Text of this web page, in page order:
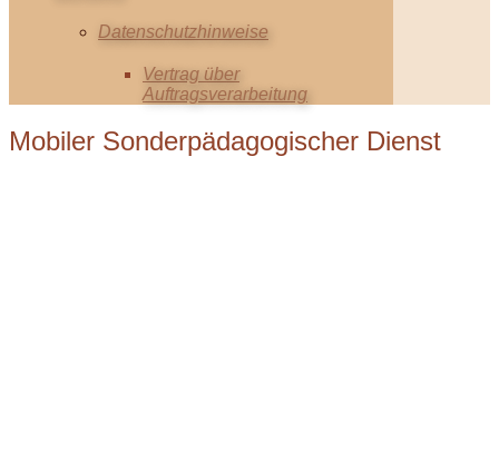
Datenschutzhinweise
Vertrag über
Auftragsverarbeitung
Mobiler Sonderpädagogi​scher Dienst